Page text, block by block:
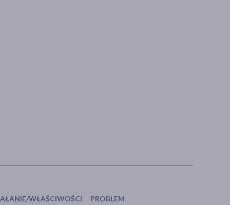
WŁAŚCIWOŚCI PROBLEM